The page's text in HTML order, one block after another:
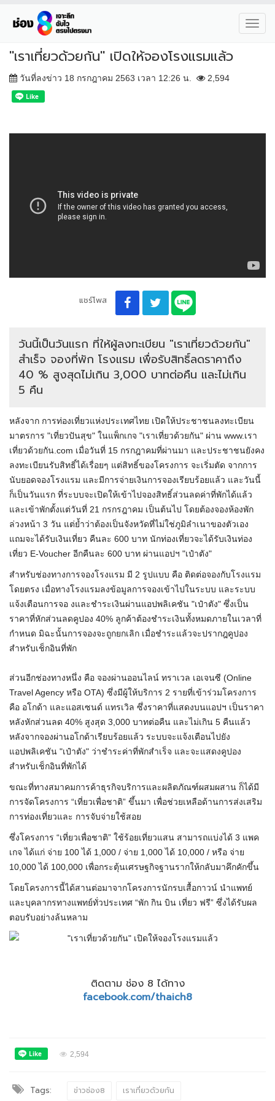
"เราเที่ยวด้วยกัน" เปิดให้จองโรงแรมแล้ว
วันที่ลงข่าว 18 กรกฎาคม 2563 เวลา 12:26 น. 2,594
แชร์โพส
วันนี้เป็นวันแรก ที่ให้ผู้ลงทะเบียน "เราเที่ยวด้วยกัน"
สำเร็จ จองที่พัก โรงแรม เพื่อรับสิทธิ์ลดราคาถึง
40 % สูงสุดไม่เกิน 3,000 บาทต่อคืน และไม่เกิน
5 คืน
หลังจาก การท่องเที่ยวแห่งประเทศไทย เปิดให้ประชาชนลงทะเบียน
มาตรการ "เที่ยวปันสุข" ในแพ็กเกจ "เราเที่ยวด้วยกัน" ผ่าน www.เรา
เที่ยวด้วยกัน.com เมื่อวันที่ 15 กรกฎาคมที่ผ่านมา และประชาชนยังคง
ลงทะเบียนรับสิทธิ์ได้เรื่อยๆ แต่สิทธิ์ของโครงการ จะเริ่มตัด จากการ
นับยอดจองโรงแรม และมีการจ่ายเงินการจองเรียบร้อยแล้ว และวันนี้
ก็เป็นวันแรก ที่ระบบจะเปิดให้เข้าไปจองสิทธิ์ส่วนลดค่าที่พักได้แล้ว
และเข้าพักตั้งแต่วันที่ 21 กรกรฎาคม เป็นต้นไป โดยต้องจองห้องพัก
ล่วงหน้า 3 วัน แต่ย้ำว่าต้องเป็นจังหวัดที่ไม่ใช่ภูมิลำเนาของตัวเอง
แถมจะได้รับเงินเที่ยว คืนละ 600 บาท นักท่องเที่ยวจะได้รับเงินท่อง
เที่ยว E-Voucher อีกคืนละ 600 บาท ผ่านแอปฯ "เป๋าตัง"
สำหรับช่องทางการจองโรงแรม มี 2 รูปแบบ คือ ติดต่อจองกับโรงแรม
โดยตรง เมื่อทางโรงแรมลงข้อมูลการจองเข้าไปในระบบ และระบบ
แจ้งเตือนการจอ งและชำระเงินผ่านแอปพลิเคชัน "เป๋าตัง" ซึ่งเป็น
ราคาที่หักส่วนลดคูปอง 40% ลูกค้าต้องชำระเงินทั้งหมดภายในเวลาที่
กำหนด มิฉะนั้นการจองจะถูกยกเลิก เมื่อชำระแล้วจะปรากฎคูปอง
สำหรับเช็กอินที่พัก
ส่วนอีกช่องทางหนึ่ง คือ จองผ่านออนไลน์ ทราเวล เอเจนซี (Online
Travel Agency หรือ OTA) ซึ่งมีผู้ให้บริการ 2 รายที่เข้าร่วมโครงการ
คือ อโกด้า และแอสเซนด์ แทรเวิล ซึ่งราคาที่แสดงบนแอปฯ เป็นราคา
หลังหักส่วนลด 40% สูงสุด 3,000 บาทต่อคืน และไม่เกิน 5 คืนแล้ว​
หลังจากจองผ่านอโกด้าเรียบร้อยแล้ว ระบบจะแจ้งเตือนไปยัง
แอปพลิเคชัน "เป๋าตัง" ว่าชำระค่าที่พักสำเร็จ และจะแสดงคูปอง
สำหรับเช็กอินที่พักได้
ขณะที่ทางสมาคมการค้าธุรกิจบริการและผลิตภัณฑ์ผสมผสาน ก็ได้มี
การจัดโครงการ “เที่ยวเพื่อชาติ” ขึ้นมา เพื่อช่วยเหลือด้านการส่งเสริม
การท่องเที่ยวและ การจับจ่ายใช้สอย
ซึ่งโครงการ “เที่ยวเพื่อชาติ” ใช้ร้อยเที่ยวแสน สามารถแบ่งได้ 3 แพค
เกจ ได้แก่ จ่าย 100 ได้ 1,000 / จ่าย 1,000 ได้ 10,000 / หรือ จ่าย
10,000 ได้ 100,000 เพื่อกระตุ้นเศรษฐกิจฐานรากให้กลับมาคึกคักขึ้น
โดยโครงการนี้ได้สานต่อมาจากโครงการนักรบเสื้อกาวน์ นำแพทย์
และบุคลากรทางแพทย์ทั่วประเทศ “พัก กิน บิน เที่ยว ฟรี” ซึ่งได้รับผล
ตอบรับอย่างล้นหลาม
ติดตาม ช่อง 8 ได้ทาง
facebook.com/thaich8
2,594
Tags: ข่าวช่อง8 เราเที่ยวด้วยกัน